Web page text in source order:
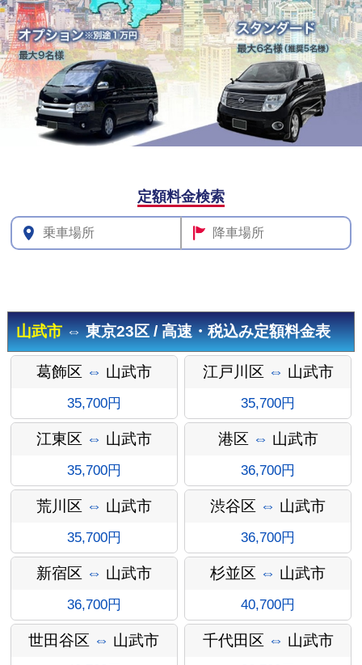
その他料
金
オプショ
定額料金検索
山武市⇔ 東京23区 / 高速・税込み定額料金表
葛飾区 ⇔ 山武市
35,700円
江戸川区 ⇔ 山武市
35,700円
江東区 ⇔ 山武市
35,700円
港区 ⇔ 山武市
36,700円
荒川区 ⇔ 山武市
35,700円
渋谷区 ⇔ 山武市
36,700円
新宿区 ⇔ 山武市
36,700円
杉並区 ⇔ 山武市
40,700円
世田谷区 ⇔ 山武市 千代田区 ⇔ 山武市